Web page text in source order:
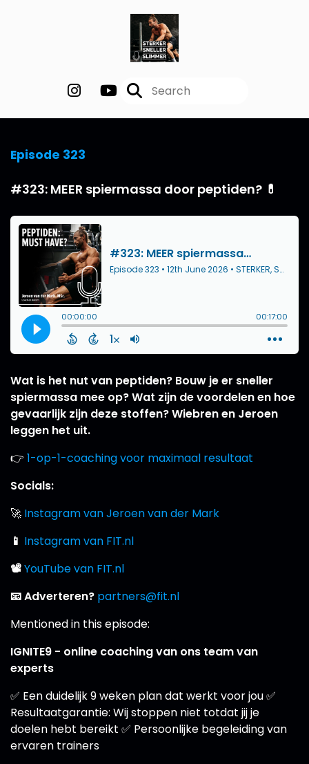
Episode 323
#323: MEER spiermassa door peptiden? 💊
Wat is het nut van peptiden? Bouw je er sneller
spiermassa mee op? Wat zijn de voordelen en hoe
gevaarlijk zijn deze stoffen? Wiebren en Jeroen
leggen het uit.
👉 1-op-1-coaching voor maximaal resultaat
Socials:
🚀 Instagram van Jeroen van der Mark
📱 Instagram van FIT.nl
📽YouTube van FIT.nl
📧 Adverteren? partners@fit.nl
Mentioned in this episode:
IGNITE9 - online coaching van ons team van
experts
✅ Een duidelijk 9 weken plan dat werkt voor jou ✅
Resultaatgarantie: Wij stoppen niet totdat jij je
doelen hebt bereikt ✅ Persoonlijke begeleiding van
ervaren trainers